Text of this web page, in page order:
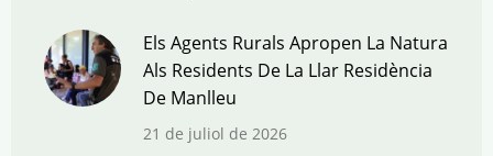
Els Agents Rurals Apropen La Natura
Als Residents De La Llar Residència
De Manlleu
21 de juliol de 2026